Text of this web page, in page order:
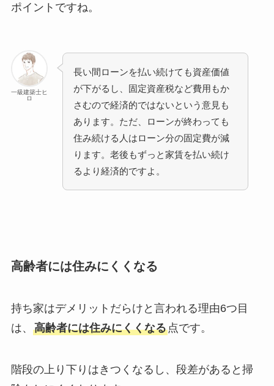
ポイントですね。
一級建築士ヒ
ロ
長い間ローンを払い続けても資産価値
が下がるし、固定資産税など費用もか
さむので経済的ではないという意見も
あります。ただ、ローンが終わっても
住み続ける人はローン分の固定費が減
ります。老後もずっと家賃を払い続け
るより経済的ですよ。
高齢者には住みにくくなる
持ち家はデメリットだらけと言われる理由6つ目
は、 高齢者には住みにくくなる点です。
階段の上り下りはきつくなるし、段差があると掃